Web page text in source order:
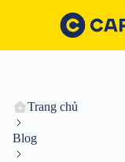
Trang chủ
Blog